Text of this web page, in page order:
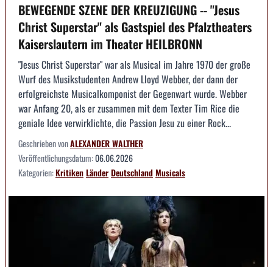
BEWEGENDE SZENE DER KREUZIGUNG -- "Jesus
Christ Superstar" als Gastspiel des Pfalztheaters
Kaiserslautern im Theater HEILBRONN
"Jesus Christ Superstar" war als Musical im Jahre 1970 der große
Wurf des Musikstudenten Andrew Lloyd Webber, der dann der
erfolgreichste Musicalkomponist der Gegenwart wurde. Webber
war Anfang 20, als er zusammen mit dem Texter Tim Rice die
geniale Idee verwirklichte, die Passion Jesu zu einer Rock...
Geschrieben vonALEXANDER WALTHER
Veröffentlichungsdatum:06.06.2026
Kategorien:KritikenLänderDeutschlandMusicals